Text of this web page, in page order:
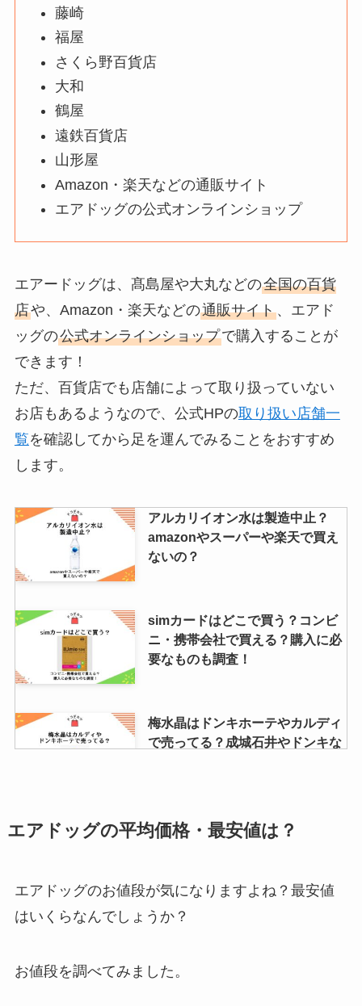
ンキホーテ・ダイソー・ヤマダ電
の取扱店解説
桜盆栽はどこで売ってる？ホーム
て方＆寿命も調査！
藤崎
福屋
さくら野百貨店
大和
鶴屋
遠鉄百貨店
山形屋
Amazon・楽天などの通販サイト
エアドッグの公式オンラインショップ
エアードッグは、髙島屋や大丸などの全国の百貨
店や、Amazon・楽天などの通販サイト、エアド
ッグの公式オンラインショップで購入することが
できます！
ただ、百貨店でも店舗によって取り扱っていない
お店もあるようなので、公式HPの取り扱い店舗一
覧を確認してから足を運んでみることをおすすめ
します。
アルカリイオン水は製造中止？
amazonやスーパーや楽天で買え
ないの？
simカードはどこで買う？コンビ
ニ・携帯会社で買える？購入に必
要なものも調査！
梅水晶はドンキホーテやカルディ
で売ってる？成城石井やドンキな
葬式の数珠はどこで買う？しまむ
ら・ドンキ・アベイル・イオンス
ジョイントマットはどこが安い？
お得な販売店をリサーチ！
エアドッグの平均価格・最安値は？
エアドッグのお値段が気になりますよね？最安値
はいくらなんでしょうか？
お値段を調べてみました。